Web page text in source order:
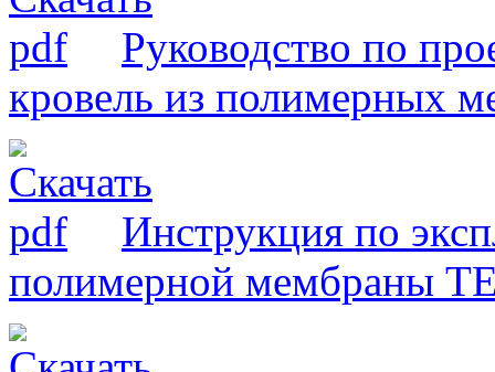
Руководство по
кровель из полимерных
Инструкция по
полимерной мембраны